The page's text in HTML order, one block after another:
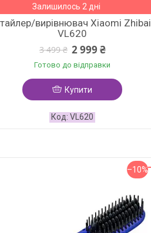
Залишилось 2 дні
вирівнювач Xiaomi Zhibai
VL620
3 499 ₴ 2 999 ₴
Готово до відправки
Купити
VL620
–10%